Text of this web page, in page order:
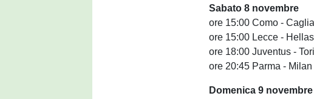
Sabato 8 novembre
ore 15:00 Como -
ore 15:00 Lecce -
ore 18:00 Juventus -
ore 20:45 Parma - Milan
Domenica 9 novembre